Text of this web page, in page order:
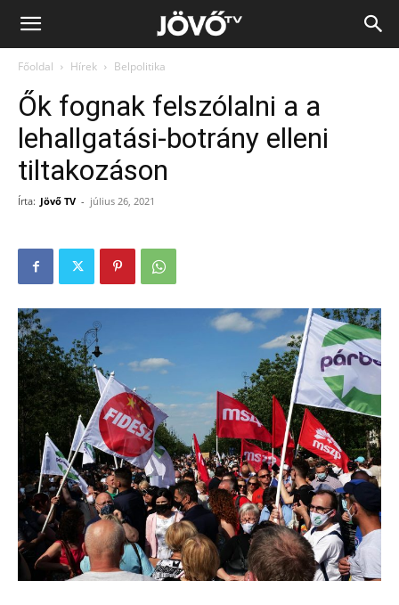
Jövő
Főoldal Hírek Belpolitika
Ők fognak felszólalni a a
lehallgatási-botrány elleni
tiltakozáson
Írta: Jövő TV - július 26, 2021